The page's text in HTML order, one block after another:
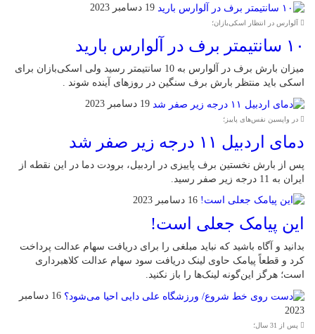
19 دسامبر 2023
آلوارس در انتظار اسکی‌بازان؛
۱۰ سانتیمتر برف در آلوارس بارید
میزان بارش برف در آلوارس به 10 سانتیمتر رسید ولی اسکی‌بازان برای
اسکی باید منتظر بارش برف سنگین در روزهای آینده شوند .
19 دسامبر 2023
در واپسین نفس‌های پاییز؛
دمای اردبیل ۱۱ درجه زیر صفر شد
پس از بارش نخستین برف پاییزی در اردبیل، برودت دما در این نقطه از
ایران به 11 درجه زیر صفر رسید.
16 دسامبر 2023
این پیامک جعلی است!
بدانید و آگاه باشید که نباید مبلغی را برای دریافت سهام عدالت پرداخت
کرد و قطعاً پیامک حاوی لینک دریافت سود سهام عدالت کلاهبرداری
است؛ هرگز این‌گونه لینک‌ها را باز نکنید.
16 دسامبر
2023
پس از 31 سال؛